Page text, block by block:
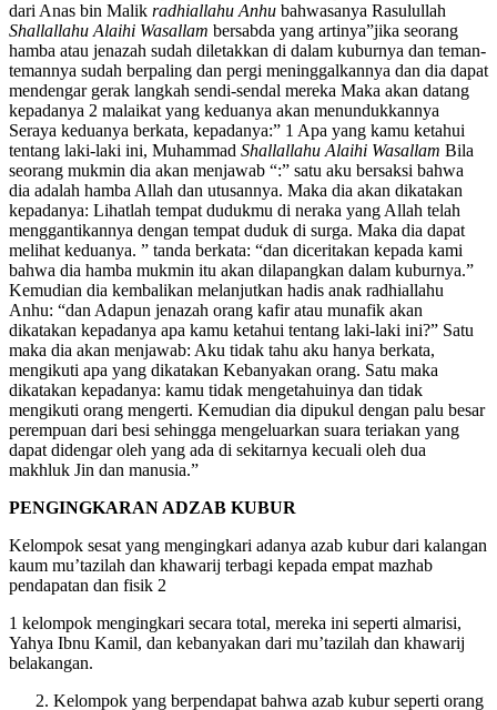
Di antara hadis-hadis yang menunjukkan adanya azab kubur adalah
dari Anas bin Malikradhiallahu Anhu bahwasanya Rasulullah
Shallallahu Alaihi Wasallambersabda yang artinya”jika seorang
hamba atau jenazah sudah diletakkan di dalam kuburnya dan teman-
temannya sudah berpaling dan pergi meninggalkannya dan dia dapat
mendengar gerak langkah sendi-sendal mereka Maka akan datang
kepadanya 2 malaikat yang keduanya akan menundukkannya
Seraya keduanya berkata, kepadanya:” 1 Apa yang kamu ketahui
tentang laki-laki ini, MuhammadShallallahu Alaihi WasallamBila
seorang mukmin dia akan menjawab “:” satu aku bersaksi bahwa
dia adalah hamba Allah dan utusannya. Maka dia akan dikatakan
kepadanya: Lihatlah tempat dudukmu di neraka yang Allah telah
menggantikannya dengan tempat duduk di surga. Maka dia dapat
melihat keduanya. ” tanda berkata: “dan diceritakan kepada kami
bahwa dia hamba mukmin itu akan dilapangkan dalam kuburnya.”
Kemudian dia kembalikan melanjutkan hadis anak radhiallahu
Anhu: “dan Adapun jenazah orang kafir atau munafik akan
dikatakan kepadanya apa kamu ketahui tentang laki-laki ini?” Satu
maka dia akan menjawab: Aku tidak tahu aku hanya berkata,
mengikuti apa yang dikatakan Kebanyakan orang. Satu maka
dikatakan kepadanya: kamu tidak mengetahuinya dan tidak
mengikuti orang mengerti. Kemudian dia dipukul dengan palu besar
perempuan dari besi sehingga mengeluarkan suara teriakan yang
dapat didengar oleh yang ada di sekitarnya kecuali oleh dua
Kelompok sesat yang mengingkari adanya azab kubur dari kalangan
kaum mu’tazilah dan khawarij terbagi kepada empat mazhab
1 kelompok mengingkari secara total, mereka ini seperti almarisi,
Yahya Ibnu Kamil, dan kebanyakan dari mu’tazilah dan khawarij